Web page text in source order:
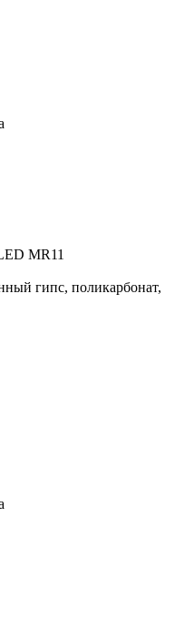
MR11
гипс, поликарбонат,